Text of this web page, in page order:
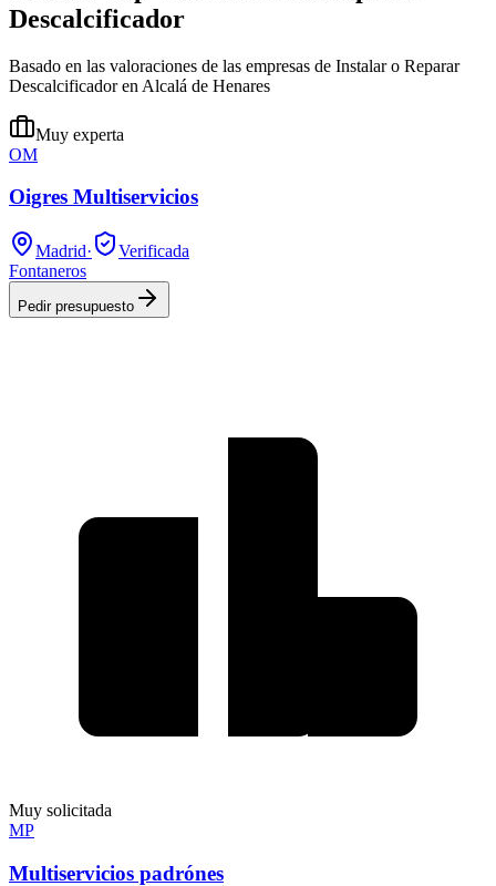
Descalcificador
Basado en las valoraciones de las empresas de Instalar o Reparar
Descalcificador en Alcalá de Henares
Muy experta
OM
Oigres Multiservicios
Madrid·
Verificada
Fontaneros
Pedir presupuesto
Muy solicitada
MP
Multiservicios padrónes